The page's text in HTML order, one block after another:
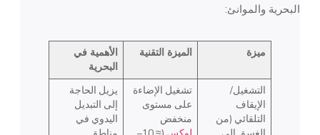
البحرية والموانئ:
ميزة الميزة التقنية
الأهمية في
البحرية
التشغيل/
الإيقاف
التلقائي (من
تشغيل الإضاءة
على مستوى
منخفض
يزيل الحاجة
إلى التبديل
اليدوي في